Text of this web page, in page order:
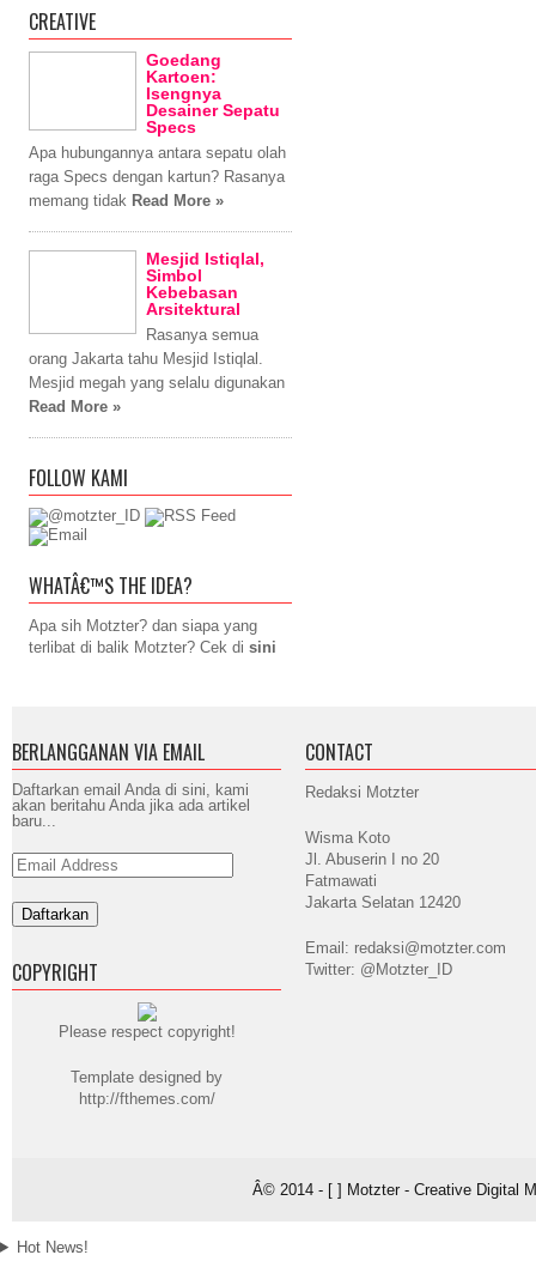
CREATIVE
Goedang
Kartoen:
Isengnya
Desainer Sepatu
Specs
Apa hubungannya antara sepatu olah
raga Specs dengan kartun? Rasanya
memang tidak Read More »
Mesjid Istiqlal,
Simbol
Kebebasan
Arsitektural
Rasanya semua
orang Jakarta tahu Mesjid Istiqlal.
Mesjid megah yang selalu digunakan
Read More »
FOLLOW KAMI
WHATÂ€™S THE IDEA?
Apa sih Motzter? dan siapa yang
terlibat di balik Motzter? Cek di sini
BERLANGGANAN VIA EMAIL
Daftarkan email Anda di sini, kami
akan beritahu Anda jika ada artikel
baru...
Email
Address
COPYRIGHT
Please respect copyright!
Template designed by
http://fthemes.com/
CONTACT
Redaksi Motzter
Wisma Koto
Jl. Abuserin I no 20
Fatmawati
Jakarta Selatan 12420
Email: redaksi@motzter.com
Twitter: @Motzter_ID
Â© 2014 - [ ] Motzter - Creative Digital
Hot News!